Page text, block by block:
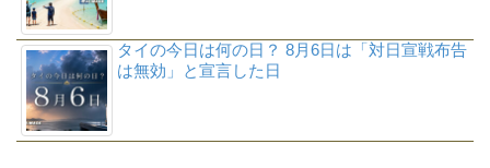
タイの今日は何の日？ 8月6日は「対日宣戦布告
は無効」と宣言した日